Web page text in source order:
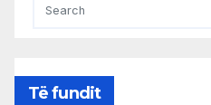
Të fundit